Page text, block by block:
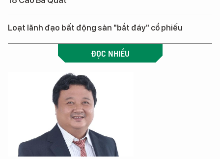
Loạt lãnh đạo bất động sản "bắt đáy" cổ phiếu
ĐỌC NHIỀU